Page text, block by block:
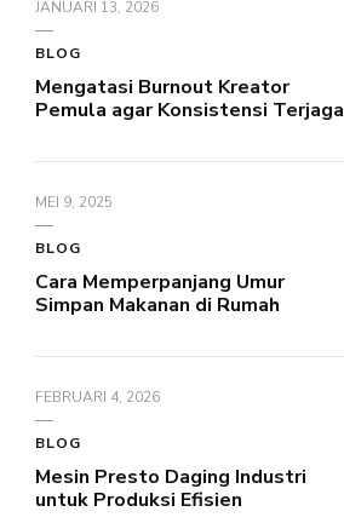
JANUARI 13, 2026
BLOG
Mengatasi Burnout Kreator
Pemula agar Konsistensi Terjaga
MEI 9, 2025
BLOG
Cara Memperpanjang Umur
Simpan Makanan di Rumah
FEBRUARI 4, 2026
BLOG
Mesin Presto Daging Industri
untuk Produksi Efisien